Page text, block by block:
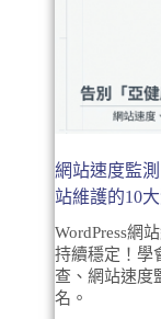
網站速度監
站維護的10
WordPress網
持續穩定！學
查、網站速度
名。